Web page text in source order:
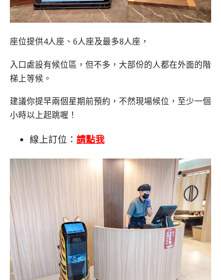
座位提供4人座、6人座及最多8人座，
入口處設有候位區，但不多，大部份的人都在外面的階
梯上等候。
建議你提早兩個星期前預約，不然現場候位，至少一個
小時以上起跳喔！
線上訂位： 請點我